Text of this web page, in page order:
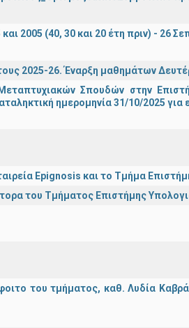
2005 (40, 30 και 20 έτη πριν) - 26
2025-26. Έναρξη μαθημάτων
Σπουδών στην
ημερομηνία 31/10/2025
Epignosis και το Τμήμα
του Τμήματος Επιστήμης
του τμήματος, καθ. Λυδία